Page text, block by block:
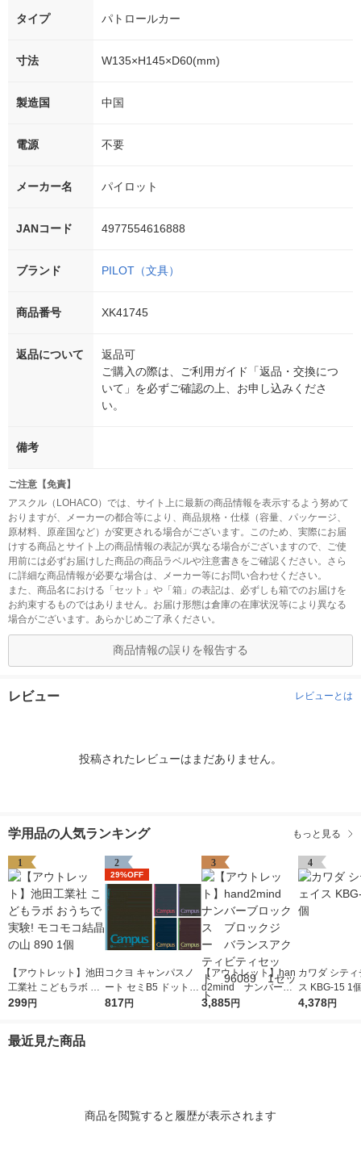
タイプ パトロールカー
寸法 W135×H145×D60(mm)
製造国 中国
電源 不要
メーカー名 パイロット
JANコード 4977554616888
ブランド PILOT（文具）
商品番号 XK41745
返品について
返品可
ご購入の際は、ご利用ガイド「返品・交換につ
いて」を必ずご確認の上、お申し込みくださ
い。
備考
ご注意【免責】
アスクル（LOHACO）では、サイト上に最新の商品情報を表示するよう努めて
おりますが、メーカーの都合等により、商品規格・仕様（容量、パッケージ、
原材料、原産国など）が変更される場合がございます。このため、実際にお届
けする商品とサイト上の商品情報の表記が異なる場合がございますので、ご使
用前には必ずお届けした商品の商品ラベルや注意書きをご確認ください。さら
に詳細な商品情報が必要な場合は、メーカー等にお問い合わせください。
また、商品名における「セット」や「箱」の表記は、必ずしも箱でのお届けを
お約束するものではありません。お届け形態は倉庫の在庫状況等により異なる
場合がございます。あらかじめご了承ください。
商品情報の誤りを報告する
レビュー レビューとは
投稿されたレビューはまだありません。
学用品の人気ランキング もっと見る
1
【アウトレット】池田
工業社 こどもラボ お
うちで実験! モコモコ
299円
2
29%OFF
コクヨ キャンパスノ
ート セミB5 ドット入
り罫線・カラー表紙 A
817円
3
【アウトレット】han
d2mind ナンバーブ
ロックス ブロックジ
3,885円
4
カワダ シテ
ス KBG-15 1
4,378円
最近見た商品
商品を閲覧すると履歴が表示されます